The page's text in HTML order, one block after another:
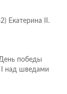
Екатерина II.
победы
I над шведами